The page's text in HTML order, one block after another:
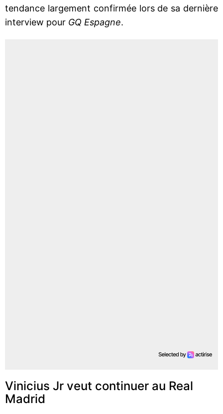
tendance largement confirmée lors de sa dernière
interview pour GQ Espagne.
Vinicius Jr veut continuer au Real
Madrid